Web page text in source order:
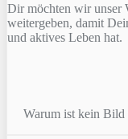
Dir möchten wir unser
weitergeben, damit
und aktives Leben hat.
Warum ist kein Bild